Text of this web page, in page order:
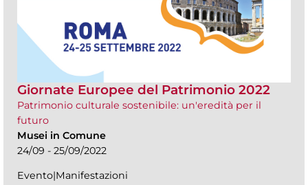
Giornate Europee del Patrimonio 2022
Patrimonio culturale sostenibile: un'eredità per il
futuro
Musei in Comune
24/09 - 25/09/2022
Evento|Manifestazioni